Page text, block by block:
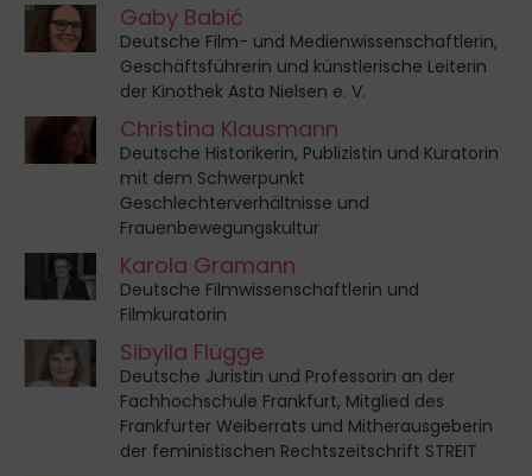
Gaby Babić
Deutsche Film- und Medienwissenschaftlerin,
Geschäftsführerin und künstlerische Leiterin
der Kinothek Asta Nielsen e. V.
Christina Klausmann
Deutsche Historikerin, Publizistin und Kuratorin
mit dem Schwerpunkt
Geschlechterverhältnisse und
Frauenbewegungskultur
Karola Gramann
Deutsche Filmwissenschaftlerin und
Filmkuratorin
Sibylla Flügge
Deutsche Juristin und Professorin an der
Fachhochschule Frankfurt, Mitglied des
Frankfurter Weiberrats und Mitherausgeberin
der feministischen Rechtszeitschrift STREIT